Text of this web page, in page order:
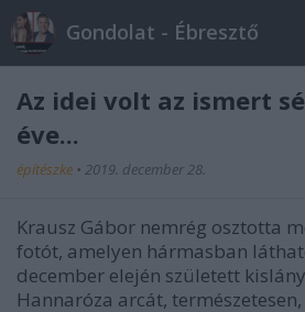
Gondolat - Ébresztő
Az idei volt az ismert
éve...
építészke • 2019. december 28.
Krausz Gábor nemrég osztotta
fotót, amelyen hármasban
december elején született
Hannaróza arcát,